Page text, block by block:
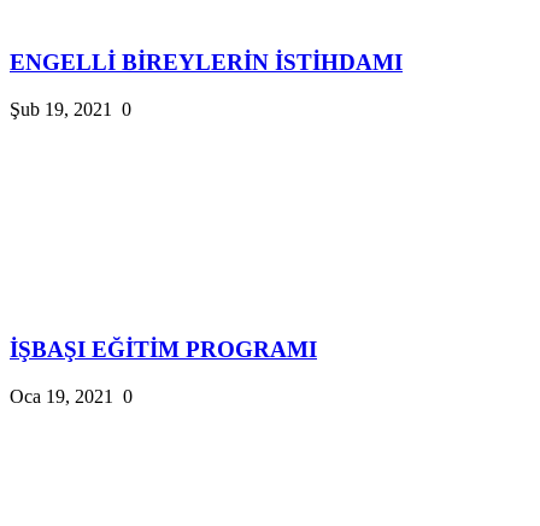
ENGELLİ BİREYLERİN İSTİHDAMI
Şub 19, 2021 0
İŞBAŞI EĞİTİM PROGRAMI
Oca 19, 2021 0